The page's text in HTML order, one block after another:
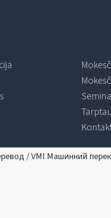
/ VMI Машинний